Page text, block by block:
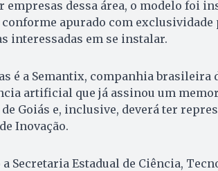
empresas dessa área, o modelo foi
conforme apurado com exclusividade
interessadas em se instalar.
é a Semantix, companhia brasileira
artificial que já assinou um
Goiás e, inclusive, deverá ter
Inovação.
a Secretaria Estadual de Ciência,